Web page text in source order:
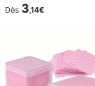
Dès 3,14€